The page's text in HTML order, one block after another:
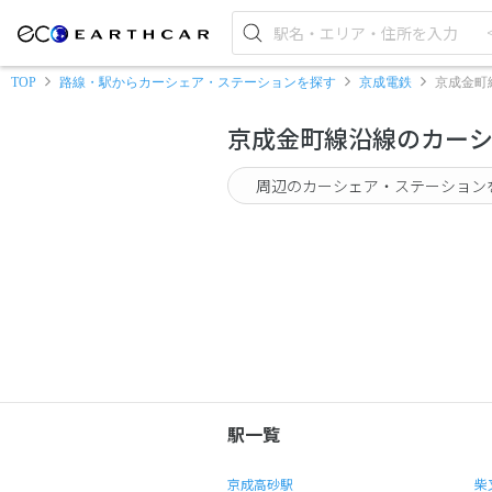
TOP 路線・駅からカーシェア・ステーションを探す 京成電鉄 京成金町
京成金町線沿線のカー
周辺のカーシェア・ステーション
駅一覧
京成高砂駅 柴